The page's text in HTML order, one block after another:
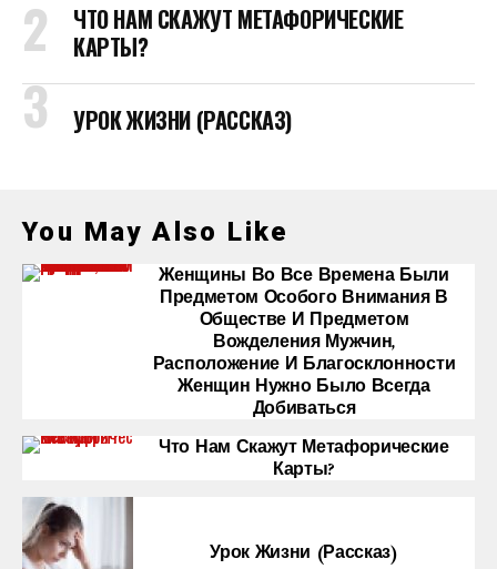
ЧТО НАМ СКАЖУТ МЕТАФОРИЧЕСКИЕ
КАРТЫ?
УРОК ЖИЗНИ (РАССКАЗ)
You May Also Like
Женщины Во Все Времена Были
Предметом Особого Внимания В
Обществе И Предметом
Вожделения Мужчин,
Расположение И Благосклонности
Женщин Нужно Было Всегда
Добиваться
Что Нам Скажут Метафорические
Карты?
Урок Жизни (рассказ)